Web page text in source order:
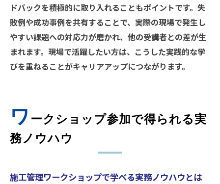
ドバックを積極的に取り入れることもポイントです。失
敗例や成功事例を共有することで、実際の現場で発生し
やすい課題への対応力が磨かれ、他の受講者との差が生
まれます。現場で活躍したい方は、こうした実践的な学
びを重ねることがキャリアアップにつながります。
ワ ークショップ参加で得られる実
務ノウハウ
施工管理ワークショップで学べる実務ノウハウとは